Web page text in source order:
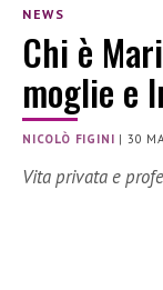
NEWS
Chi è
moglie e
NICOLÒ FIGINI | 30
Vita privata e